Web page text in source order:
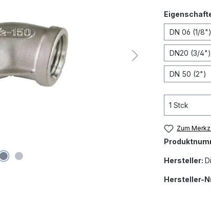
DN 06 (1/8")
DN20 (3/4")
DN 50 (2")
Zum
Hersteller:
Hersteller-